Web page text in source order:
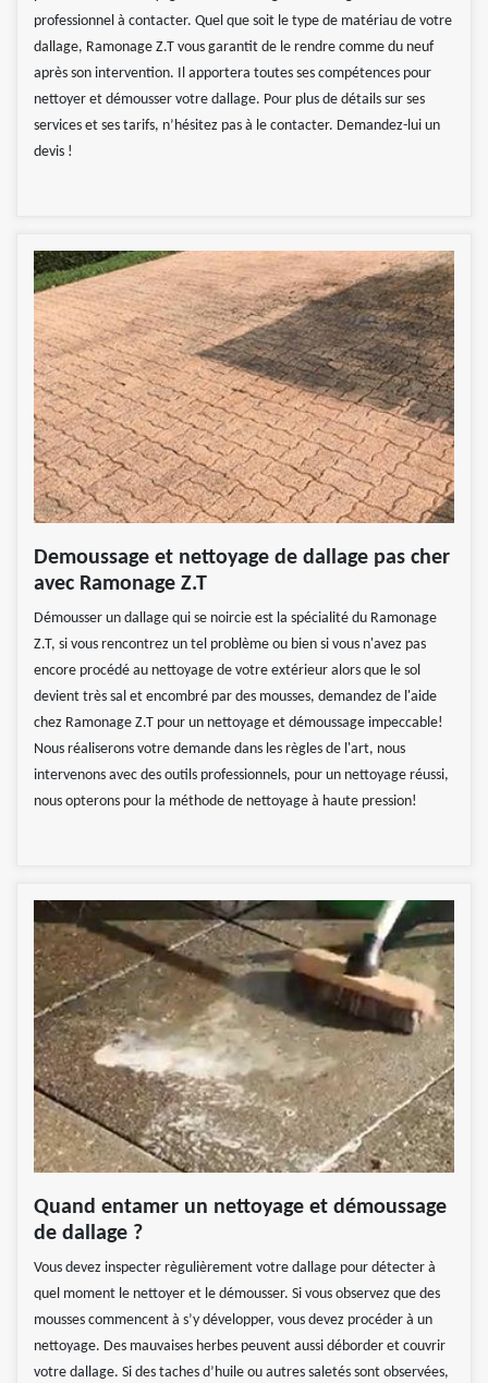
professionnel à contacter. Quel que soit le type de matériau de votre
dallage, Ramonage Z.T vous garantit de le rendre comme du neuf
après son intervention. Il apportera toutes ses compétences pour
nettoyer et démousser votre dallage. Pour plus de détails sur ses
services et ses tarifs, n’hésitez pas à le contacter. Demandez-lui un
devis !
Demoussage et nettoyage de dallage pas cher
avec Ramonage Z.T
Démousser un dallage qui se noircie est la spécialité du Ramonage
Z.T, si vous rencontrez un tel problème ou bien si vous n'avez pas
encore procédé au nettoyage de votre extérieur alors que le sol
devient très sal et encombré par des mousses, demandez de l'aide
chez Ramonage Z.T pour un nettoyage et démoussage impeccable!
Nous réaliserons votre demande dans les règles de l'art, nous
intervenons avec des outils professionnels, pour un nettoyage réussi,
nous opterons pour la méthode de nettoyage à haute pression!
Quand entamer un nettoyage et démoussage
de dallage ?
Vous devez inspecter règulièrement votre dallage pour détecter à
quel moment le nettoyer et le démousser. Si vous observez que des
mousses commencent à s’y développer, vous devez procéder à un
nettoyage. Des mauvaises herbes peuvent aussi déborder et couvrir
votre dallage. Si des taches d’huile ou autres saletés sont observées,